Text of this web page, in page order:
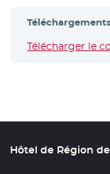
Télécharger le
Hôtel de Région